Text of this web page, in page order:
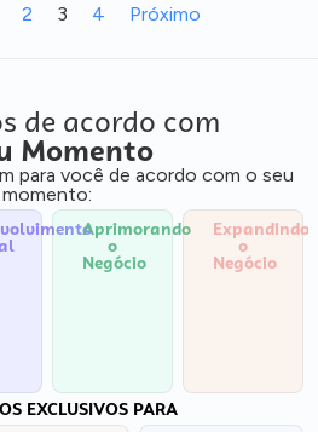
2 3 4 Próximo
de acordo com
Momento
para você de acordo com o seu
momento:
Aprimorando
o
Negócio
Expandindo
o
Negócio
EXCLUSIVOS PARA